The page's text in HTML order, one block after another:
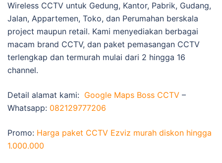
Wireless CCTV untuk Gedung, Kantor, Pabrik, Gudang,
Jalan, Appartemen, Toko, dan Perumahan berskala
project maupun retail. Kami menyediakan berbagai
macam brand CCTV, dan paket pemasangan CCTV
terlengkap dan termurah mulai dari 2 hingga 16
channel.
Detail alamat kami: Google Maps Boss CCTV –
Whatsapp: 082129777206
Promo: Harga paket CCTV Ezviz murah diskon hingga
1.000.000